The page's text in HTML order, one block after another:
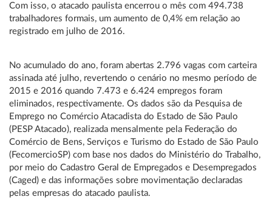
Com isso, o atacado paulista encerrou o mês com 494.738
trabalhadores formais, um aumento de 0,4% em relação ao
registrado em julho de 2016.
No acumulado do ano, foram abertas 2.796 vagas com carteira
assinada até julho, revertendo o cenário no mesmo período de
2015 e 2016 quando 7.473 e 6.424 empregos foram
eliminados, respectivamente. Os dados são da Pesquisa de
Emprego no Comércio Atacadista do Estado de São Paulo
(PESP Atacado), realizada mensalmente pela Federação do
Comércio de Bens, Serviços e Turismo do Estado de São Paulo
(FecomercioSP) com base nos dados do Ministério do Trabalho,
por meio do Cadastro Geral de Empregados e Desempregados
(Caged) e das informações sobre movimentação declaradas
pelas empresas do atacado paulista.